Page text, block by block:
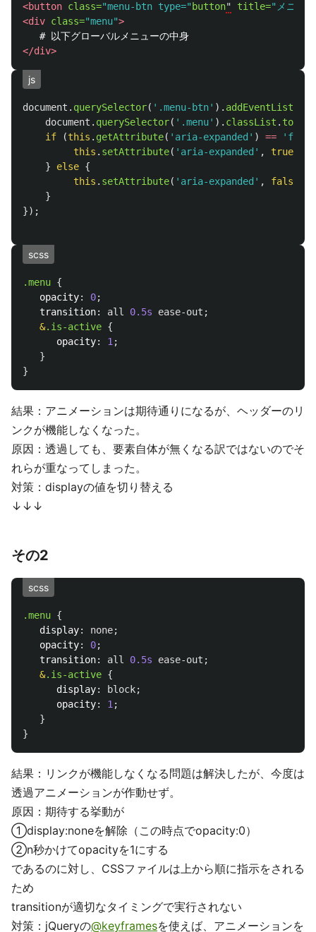
<button class="menu-btn type=" button" title="メニュ
<div class="menu">
</div>
js
document . querySelector( ' .menu-btn' ). addEventListener
document . querySelector( ' .menu' ). classList . toggle
if
(this . getAttribute( ' aria-expanded ' ) == ' false
this . setAttribute( ' aria-expanded ' , true
}
else {
this . setAttribute( ' aria-expanded ' , false
}
});
scss
.menu {
opacity: 0;
transition: all 0.5s ease-out ;
&.is-active {
opacity: 1 ;
}
}
結果：アニメーションは期待通りになるが、ヘッダーのリ
ンクが機能しなくなった。
原因：透過しても、要素自体が無くなる訳ではないのでそ
れらが重なってしまった。
対策：displayの値を切り替える
↓↓↓
その2
scss
.menu {
display: none;
opacity: 0;
transition: all 0.5s ease-out ;
&.is-active {
display: block;
opacity: 1 ;
}
}
結果：リンクが機能しなくなる問題は解決したが、今度は
透過アニメーションが作動せず。
原因：期待する挙動が
①display:noneを解除（この時点でopacity:0）
②n秒かけてopacityを1にする
であるのに対し、CSSファイルは上から順に指示をされる
ため
transitionが適切なタイミングで実行されない
対策：jQueryの@keyframesを使えば、アニメーションを